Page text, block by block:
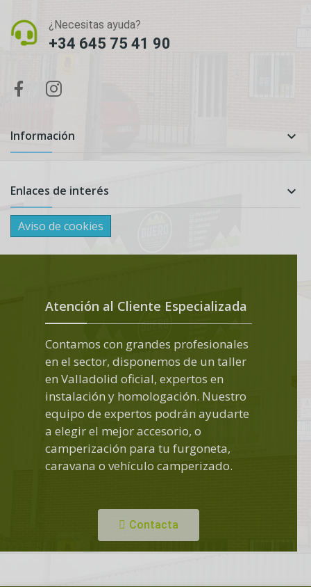
¿Necesitas ayuda?
+34 645 75 41 90
Información 
Enlaces de interés 
Aviso de cookies
Atención al Cliente Especializada
Contamos con grandes profesionales
en el sector, disponemos de un taller
en Valladolid oficial, expertos en
instalación y homologación. Nuestro
equipo de expertos podrán ayudarte
a elegir el mejor accesorio, o
camperización para tu furgoneta,
caravana o vehículo camperizado.
Contacta